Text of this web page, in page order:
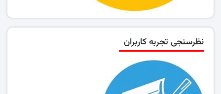
نظرسنجی تجربه کاربران